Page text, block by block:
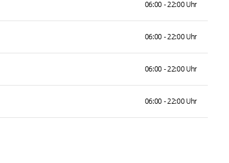
06:00 - 22:00 Uhr
06:00 - 22:00 Uhr
06:00 - 22:00 Uhr
06:00 - 22:00 Uhr